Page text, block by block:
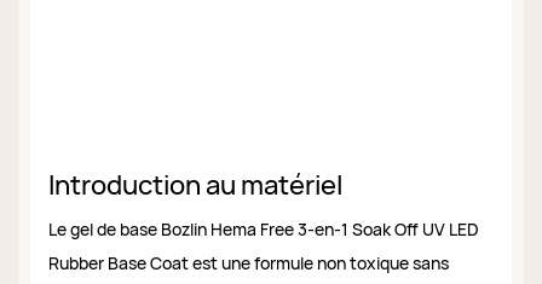
Introduction au matériel
Le gel de base Bozlin Hema Free 3-en-1 Soak Off UV LED
Rubber Base Coat est une formule non toxique sans